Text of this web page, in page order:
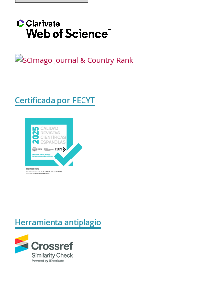
Certificada por FECYT
Herramienta antiplagio